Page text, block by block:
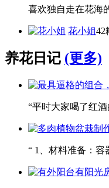
喜欢独自走在花海
花小姐42
养花日记 (更多)
“平时大家喝了红
“ 1、材料准备：容